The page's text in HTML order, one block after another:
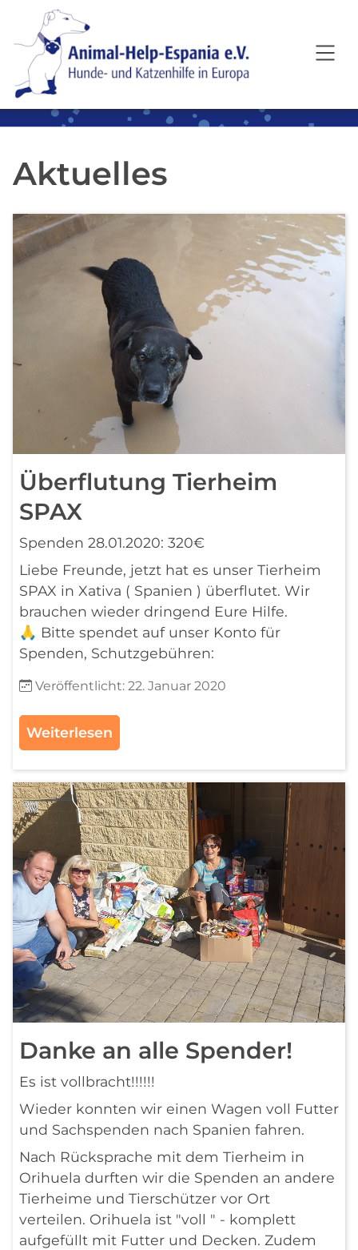
SKIP TO MAIN CONTENT
Aktuelles
Überflutung Tierheim
SPAX
Spenden 28.01.2020: 320€
Liebe Freunde, jetzt hat es unser Tierheim
SPAX in Xativa ( Spanien ) überflutet. Wir
brauchen wieder dringend Eure Hilfe.
🙏 Bitte spendet auf unser Konto für
Spenden, Schutzgebühren:
Details
Veröffentlicht: 22. Januar 2020
Weiterlesen
Danke an alle Spender!
Es ist vollbracht!!!!!!
Wieder konnten wir einen Wagen voll Futter
und Sachspenden nach Spanien fahren.
Nach Rücksprache mit dem Tierheim in
Orihuela durften wir die Spenden an andere
Tierheime und Tierschützer vor Ort
verteilen. Orihuela ist "voll " - komplett
aufgefüllt mit Futter und Decken. Zudem